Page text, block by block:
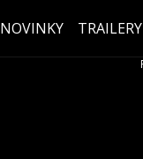
NOVINKY TRAILERY